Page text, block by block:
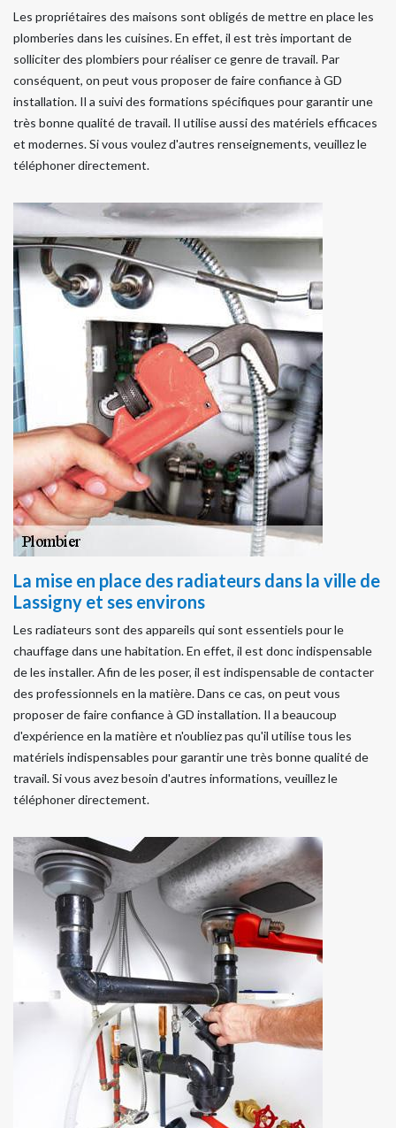
Les propriétaires des maisons sont obligés de mettre en place les
plomberies dans les cuisines. En effet, il est très important de
solliciter des plombiers pour réaliser ce genre de travail. Par
conséquent, on peut vous proposer de faire confiance à GD
installation. Il a suivi des formations spécifiques pour garantir une
très bonne qualité de travail. Il utilise aussi des matériels efficaces
et modernes. Si vous voulez d'autres renseignements, veuillez le
téléphoner directement.
La mise en place des radiateurs dans la ville de
Lassigny et ses environs
Les radiateurs sont des appareils qui sont essentiels pour le
chauffage dans une habitation. En effet, il est donc indispensable
de les installer. Afin de les poser, il est indispensable de contacter
des professionnels en la matière. Dans ce cas, on peut vous
proposer de faire confiance à GD installation. Il a beaucoup
d'expérience en la matière et n'oubliez pas qu'il utilise tous les
matériels indispensables pour garantir une très bonne qualité de
travail. Si vous avez besoin d'autres informations, veuillez le
téléphoner directement.